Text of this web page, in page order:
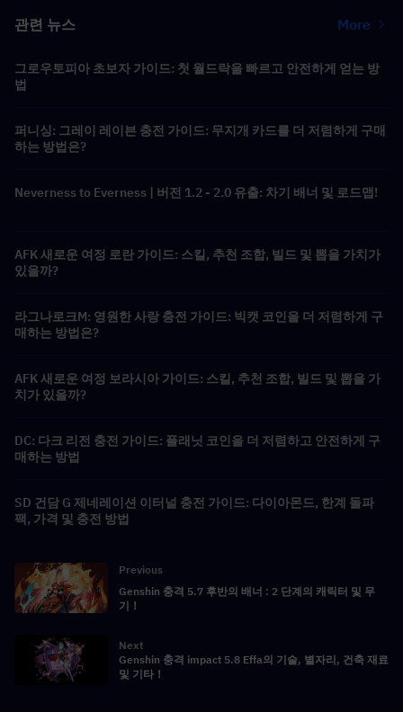
관련 뉴스 More
그로우토피아 초보자 가이드: 첫 월드락을 빠르고 안전하게 얻는 방
법
퍼니싱: 그레이 레이븐 충전 가이드: 무지개 카드를 더 저렴하게 구매
하는 방법은?
Neverness to Everness | 버전 1.2 - 2.0 유출: 차기 배너 및 로드맵!
AFK 새로운 여정 로란 가이드: 스킬, 추천 조합, 빌드 및 뽑을 가치가
있을까?
라그나로크M: 영원한 사랑 충전 가이드: 빅캣 코인을 더 저렴하게 구
매하는 방법은?
AFK 새로운 여정 보라시아 가이드: 스킬, 추천 조합, 빌드 및 뽑을 가
치가 있을까?
DC: 다크 리전 충전 가이드: 플래닛 코인을 더 저렴하고 안전하게 구
매하는 방법
SD 건담 G 제네레이션 이터널 충전 가이드: 다이아몬드, 한계 돌파
팩, 가격 및 충전 방법
Previous
Genshin 충격 5.7 후반의 배너 : 2 단계의 캐릭터 및 무
기！
Next
Genshin 충격 impact 5.8 Effa의 기술, 별자리, 건축 재료
및 기타！